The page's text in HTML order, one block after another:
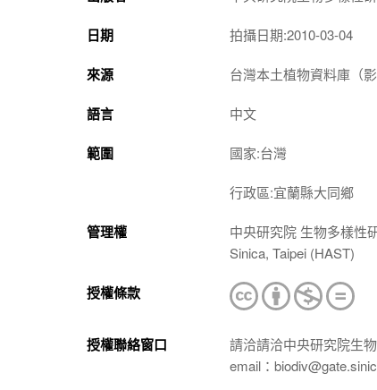
日期 拍攝日期:2010-03-04
來源 台灣本土植物資料庫（
語言 中文
範圍 國家:台灣
行政區:宜蘭縣大同鄉
管理權
中央研究院 生物多樣性
Sinica, Taipei (HAST)
授權條款
授權聯絡窗口
請洽請洽中央研究院生
email：